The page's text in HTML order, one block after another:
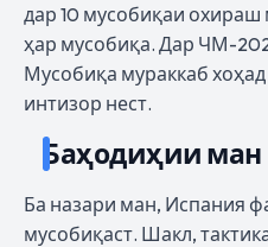
дар 10 мусобиқаи охираш
ҳар мусобиқа. Дар ЧМ-
Мусобиқа мураккаб
интизор нест.
Баҳодиҳии ман
Ба назари ман, Испания
мусобиқаст. Шакл,